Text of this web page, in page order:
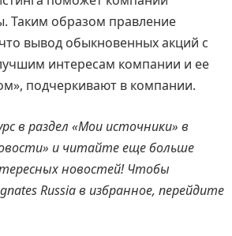
Таким образом правление
вывод обыкновенных акций с
интересам компании и ее
подчеркивают в компании.
в раздел «Мои источники» в
и читайте еще больше
новостей! Чтобы
Russiaв избранное, перейдите